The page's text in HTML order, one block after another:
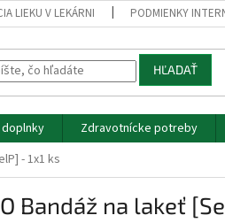
LIEKU V LEKÁRNI PODMIENKY
HĽADAŤ
Zdravotnícke potreby
- 1x1 ks
Bandáž na lakeť